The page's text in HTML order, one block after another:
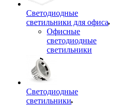
Светодиодные
светильники для офиса
Офисные
светодиодные
светильники
Светодиодные
светильники